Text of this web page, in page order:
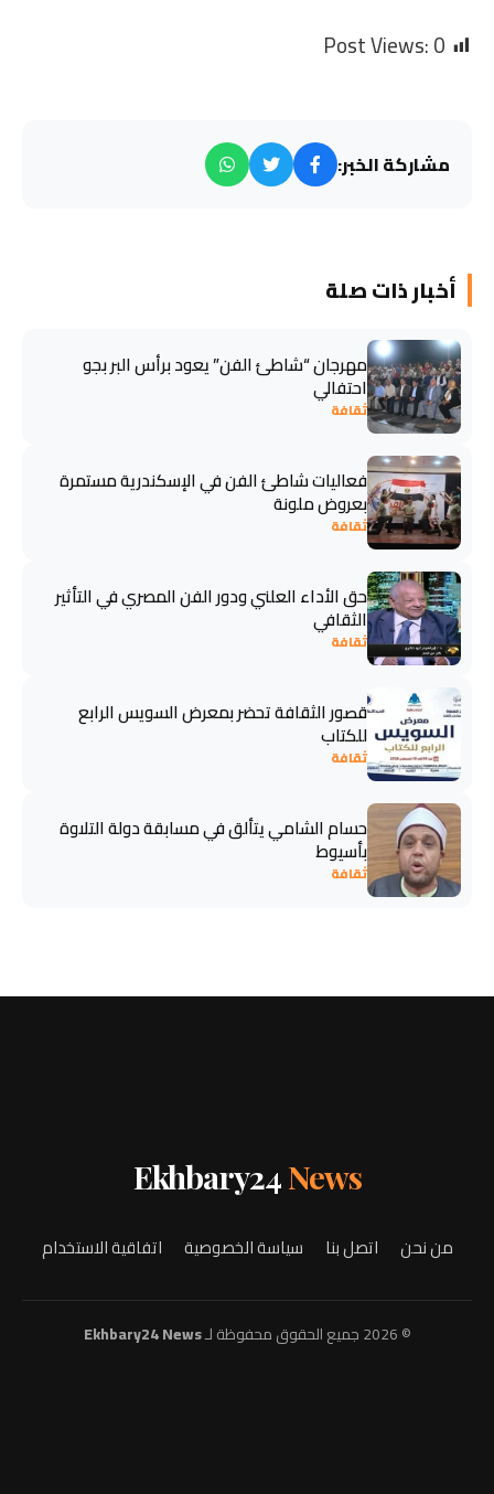
Post Views:0
مشاركة الخبر:
أخبار ذات صلة
مهرجان “شاطئ الفن” يعود برأس البر بجو
احتفالي
ثقافة
فعاليات شاطئ الفن في الإسكندرية مستمرة
بعروض ملونة
ثقافة
حق الأداء العلني ودور الفن المصري في التأثير
الثقافي
ثقافة
قصور الثقافة تحضر بمعرض السويس الرابع
للكتاب
ثقافة
حسام الشامي يتألق في مسابقة دولة التلاوة
بأسيوط
ثقافة
Ekhbary24News
من نحن اتصل بنا سياسة الخصوصية اتفاقية الاستخدام
© 2026 جميع الحقوق محفوظة لـ Ekhbary24 News